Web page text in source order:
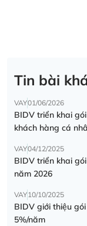
Tin bài
VAY01/06/2026
BIDV triển khai
khách hàng cá
VAY04/12/2025
BIDV triển khai
năm 2026
VAY10/10/2025
BIDV giới thiệu
5%/năm